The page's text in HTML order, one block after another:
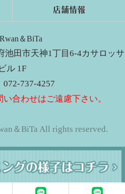
店舗情報
＆BiTa
池田市天神1丁目6-4カサロッサ
ビル 1F
072-737-4257
合わせはご遠慮下さい。
＆BiTa All rights reserved.